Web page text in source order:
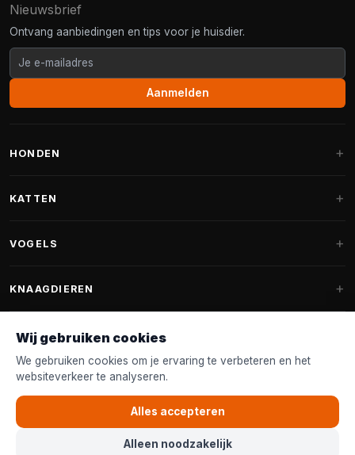
Nieuwsbrief
Ontvang aanbiedingen en tips voor je huisdier.
Aanmelden
HONDEN
Fantail hondenmanden
Hondenspeelgoed
Halsband & Lijn
Shampoo & Verzorging
KATTEN
Krabpalen voor Maine Coon
Kattenmanden
VOGELS
Vogelvoer binnenvogels
Voederhuisjes
Nestkastjes & Nesting
Tuinvogelvoer
Vogelspeelgoed
KNAAGDIEREN
Knaagdierenvoer
Accessoires
Fantail vervanghoezen
KLANTENSERVICE
Contact & Advies
Wij gebruiken cookies
We gebruiken cookies om je ervaring te verbeteren en het
websiteverkeer te analyseren.
Alles accepteren
Alleen noodzakelijk